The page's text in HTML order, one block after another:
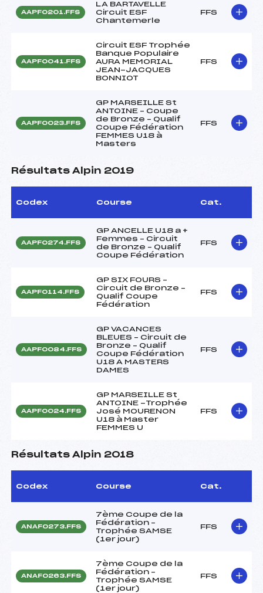
AAPF0201.FFS
LA BARTAVELLE
Circuit ESF
Chantemerle
FFS
AAPF0041.FFS
Circuit ESF Trophée
Banque Populaire
AURA MEMORIAL
JEAN-JACQUES
BONNIOT
FFS
AAPF0023.FFS
GP MARSEILLE St
ANTOINE – Coupe
de Bronze – Qualif
Coupe Fédération
FEMMES U18 à
Masters
FFS
Résultats Alpin 2019
Codex Course Cat.
AAPF0274.FFS
GP ANCELLE U18 a +
Femmes – Circuit
de Bronze – Qualif
Coupe Fédération
FFS
AAPF0114.FFS
GP SIX FOURS –
Circuit de Bronze –
Qualif Coupe
Fédération
FFS
AAPF0084.FFS
GP VACANCES
BLEUES – Circuit de
Bronze – Qualif
Coupe Fédération
U18 A MASTERS
DAMES
FFS
AAPF0024.FFS
GP MARSEILLE St
ANTOINE -Trophée
José MOURENON
U18 à Master
FEMMES U
FFS
Résultats Alpin 2018
Codex Course Cat.
ANAF0273.FFS
7ème Coupe de la
Fédération –
Trophée SAMSE
(1er jour)
FFS
ANAF0263.FFS
7ème Coupe de la
Fédération –
Trophée SAMSE
(1er jour)
FFS